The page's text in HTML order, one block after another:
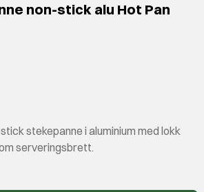
non-stick alu Hot Pan
stekepanne i aluminium med lokk
serveringsbrett.